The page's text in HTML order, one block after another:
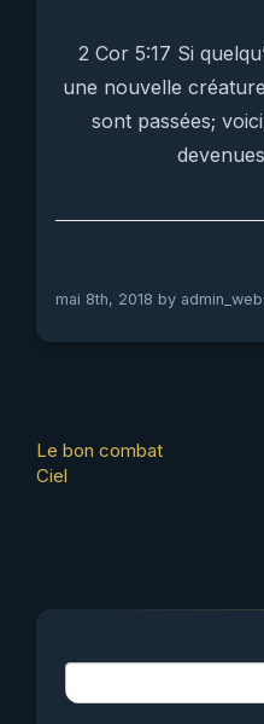
2 Cor 5:17 Si
une nouvelle
sont passées;
mai 8th, 2018 by
Other
Articles
Le bon combat
Ciel